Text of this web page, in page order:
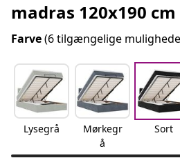
madras 120x190
Farve(6 tilgængelige
Lysegrå
Mørkegr
å
Sort